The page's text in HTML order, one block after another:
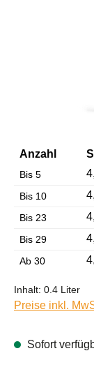
Anzahl
Bis 5
Bis 10
Bis 23
Bis 29
Ab 30
Inhalt: 0.4 Liter
Preise inkl.
Sofort